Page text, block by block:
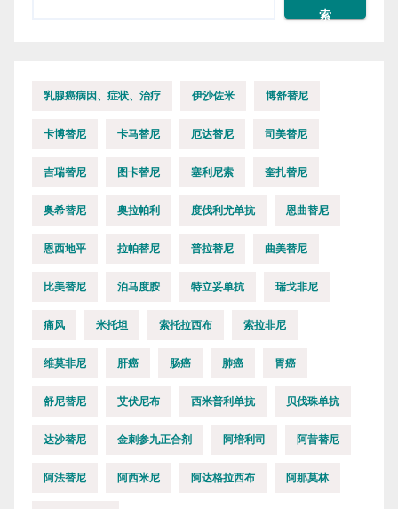
索
乳腺癌病因、症状、治疗 伊沙佐米 博舒替尼
卡博替尼 卡马替尼 厄达替尼 司美替尼
吉瑞替尼 图卡替尼 塞利尼索 奎扎替尼
奥希替尼 奥拉帕利 度伐利尤单抗 恩曲替尼
恩西地平 拉帕替尼 普拉替尼 曲美替尼
比美替尼 泊马度胺 特立妥单抗 瑞戈非尼
痛风 米托坦 索托拉西布 索拉非尼
维莫非尼 肝癌 肠癌 肺癌 胃癌
舒尼替尼 艾伏尼布 西米普利单抗 贝伐珠单抗
达沙替尼 金刺参九正合剂 阿培利司 阿昔替尼
阿法替尼 阿西米尼 阿达格拉西布 阿那莫林